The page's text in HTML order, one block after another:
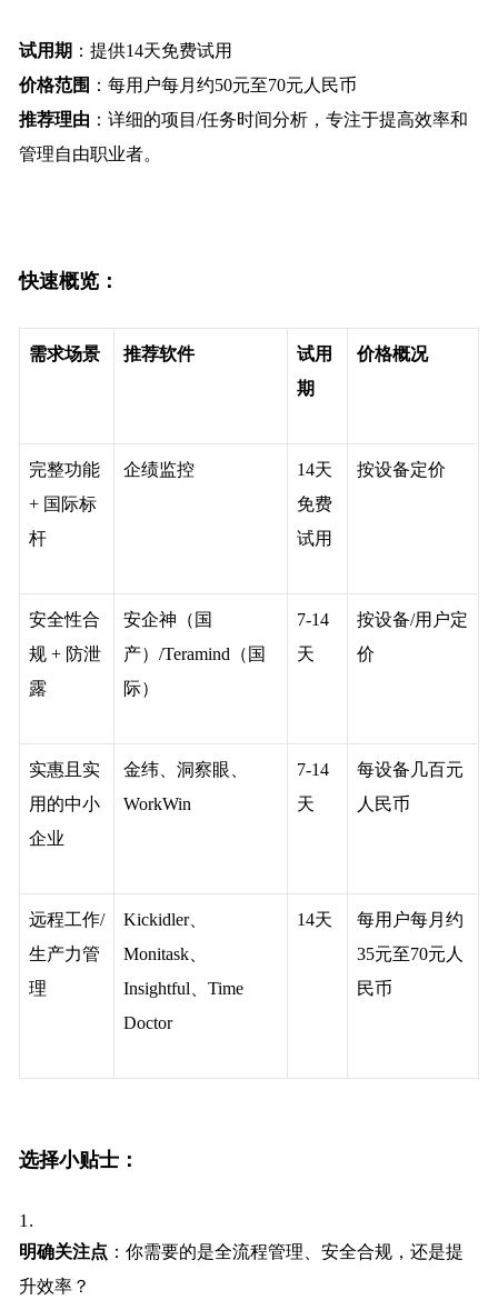
试用期 ：提供14天免费试用
价格范围 ：每用户每月约50元至70元人民币
推荐理由 ：详细的项目/任务时间分析，专注于提高效率和
管理自由职业者。
快速概览：
需求场景 推荐软件
试用
期
价格概况
完整功能
+ 国际标
杆
企绩监控 14天
免费
试用
按设备定价
安全性合
规 + 防泄
露
安企神（国
产）/Teramind（国
际）
7-14
天
按设备/用户定
价
实惠且实
用的中小
企业
金纬、洞察眼、
WorkWin
7-14
天
每设备几百元
人民币
远程工作/
生产力管
理
Kickidler、
Monitask、
Insightful、Time
Doctor
14天
每用户每月约
35元至70元人
民币
选择小贴士：
明确关注点 ：你需要的是全流程管理、安全合规，还是提
升效率？